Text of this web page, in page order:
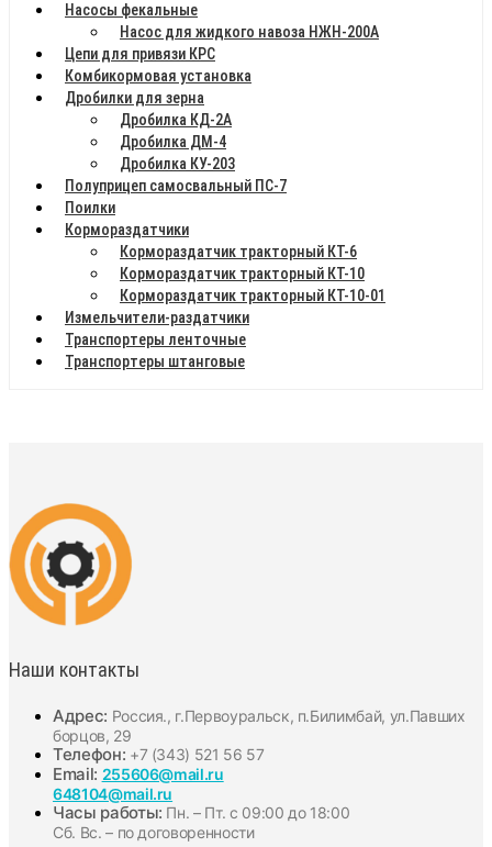
Насосы фекальные
Насос для жидкого навоза НЖН-200А
Цепи для привязи КРС
Комбикормовая установка
Дробилки для зерна
Дробилка КД-2А
Дробилка ДМ-4
Дробилка КУ-203
Полуприцеп самосвальный ПС-7
Поилки
Кормораздатчики
Кормораздатчик тракторный КТ-6
Кормораздатчик тракторный КТ-10
Кормораздатчик тракторный КТ-10-01
Измельчители-раздатчики
Транспортеры ленточные
Транспортеры штанговые
Наши контакты
Адрес: Россия., г.Первоуральск, п.Билимбай, ул.Павших
борцов, 29
Телефон: +7 (343) 521 56 57
Email: 255606@mail.ru
648104@mail.ru
Часы работы: Пн. – Пт. с 09:00 до 18:00
Сб. Вс. – по договоренности